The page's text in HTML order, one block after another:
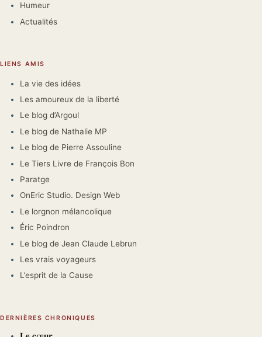
Humeur
Actualités
LIENS AMIS
La vie des idées
Les amoureux de la liberté
Le blog d’Argoul
Le blog de Nathalie MP
Le blog de Pierre Assouline
Le Tiers Livre de François Bon
Paratge
OnEric Studio. Design Web
Le lorgnon mélancolique
Éric Poindron
Le blog de Jean Claude Lebrun
Les vrais voyageurs
L’esprit de la Cause
DERNIÈRES CHRONIQUES